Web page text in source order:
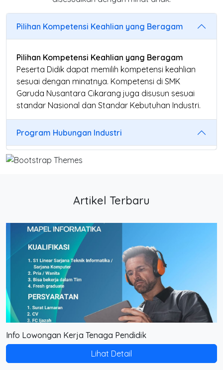
Pilihan Kompetensi Keahlian yang Beragam
Pilihan Kompetensi Keahlian yang Beragam
Peserta Didik dapat memilih kompetensi keahlian
sesuai dengan minatnya. Kompetensi di SMK
Garuda Nusantara Cikarang juga disusun sesuai
standar Nasional dan Standar Kebutuhan Industri.
Program Hubungan Industri
Artikel Terbaru
Info Lowongan Kerja Tenaga Pendidik
Lihat Detail